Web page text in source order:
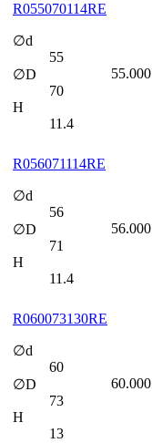
R055070114RE
∅d
55
∅D
70
H
11.4
55.000
R056071114RE
∅d
56
∅D
71
H
11.4
56.000
R060073130RE
∅d
60
∅D
73
H
13
60.000